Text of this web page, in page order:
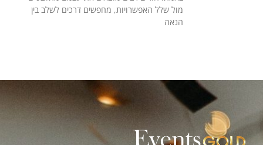
מול שלל האפשרויות, מחפשים דרכים לשלב בין
הנאה